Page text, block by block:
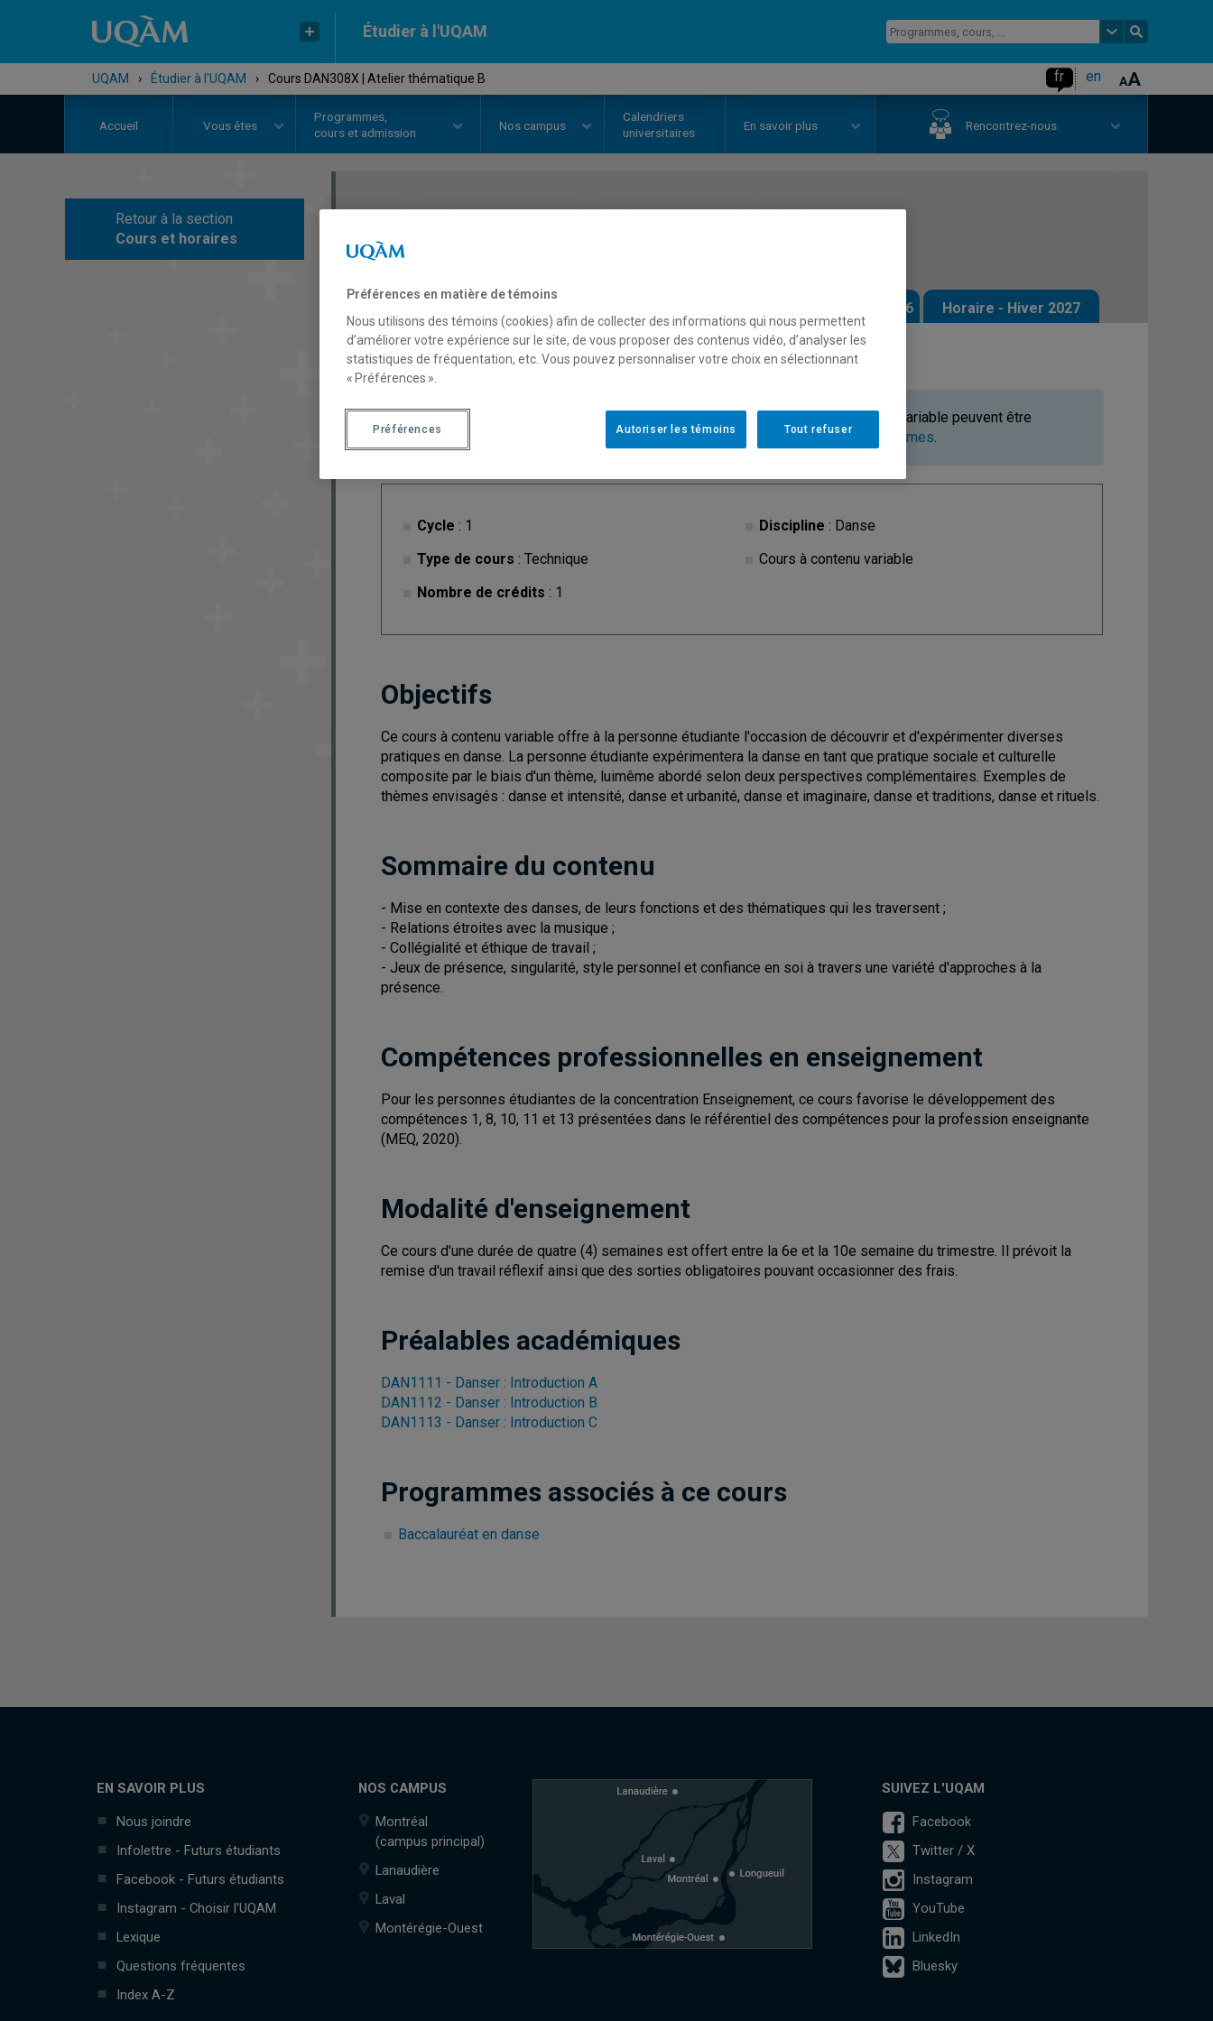
Étudier à l'UQAM
UQAM › Étudier à l'UQAM › Cours DAN308X | Atelier thématique B fr en
Accueil Vous êtes
Programmes,
cours et admission
Nos campus
Calendriers
universitaires
En savoir plus Rencontrez-nous
Retour à la section
Cours et horaires
COURS
Horaire - Automne 2026 Horaire - Hiver 2027
Ce cours est à contenu variable. Les descriptions des cours à contenu variable peuvent être
sites des facultés, écoles, départements et programmes.
Cycle : 1
Type de cours : Technique
Nombre de crédits : 1
Discipline : Danse
Cours à contenu variable
Objectifs
Ce cours à contenu variable offre à la personne étudiante l'occasion de découvrir et d'expérimenter diverses
pratiques en danse. La personne étudiante expérimentera la danse en tant que pratique sociale et culturelle
composite par le biais d'un thème, luimême abordé selon deux perspectives complémentaires. Exemples de
thèmes envisagés : danse et intensité, danse et urbanité, danse et imaginaire, danse et traditions, danse et rituels.
Sommaire du contenu
- Mise en contexte des danses, de leurs fonctions et des thématiques qui les traversent ;
- Relations étroites avec la musique ;
- Collégialité et éthique de travail ;
- Jeux de présence, singularité, style personnel et confiance en soi à travers une variété d'approches à la
présence.
Compétences professionnelles en enseignement
Pour les personnes étudiantes de la concentration Enseignement, ce cours favorise le développement des
compétences 1, 8, 10, 11 et 13 présentées dans le référentiel des compétences pour la profession enseignante
(MEQ, 2020).
Modalité d'enseignement
Ce cours d'une durée de quatre (4) semaines est offert entre la 6e et la 10e semaine du trimestre. Il prévoit la
remise d'un travail réflexif ainsi que des sorties obligatoires pouvant occasionner des frais.
Préalables académiques
DAN1111 - Danser : Introduction A
DAN1112 - Danser : Introduction B
DAN1113 - Danser : Introduction C
Programmes associés à ce cours
Baccalauréat en danse
EN SAVOIR PLUS
Nous joindre
Infolettre - Futurs étudiants
Facebook - Futurs étudiants
Instagram - Choisir l'UQAM
Lexique
Questions fréquentes
Index A-Z
NOS CAMPUS
Montréal
(campus principal)
Lanaudière
Laval
Montérégie-Ouest
SUIVEZ L'UQAM
Facebook
Twitter / X
Instagram
YouTube
LinkedIn
Bluesky
Préférences en matière de témoins
Nous utilisons des témoins (cookies) afin de collecter des informations qui nous permettent
d’améliorer votre expérience sur le site, de vous proposer des contenus vidéo, d’analyser les
statistiques de fréquentation, etc. Vous pouvez personnaliser votre choix en sélectionnant
« Préférences ».
Tout refuser
Autoriser les témoins
Préférences